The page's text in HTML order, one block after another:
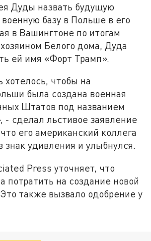
Дуды назвать будущую
базу в Польше в его
в Вашингтоне по итогам
Белого дома, Дуда
ей имя «Форт Трамп».
чтобы на
была создана военная
Штатов под названием
- сделал льстивое заявление
его американский коллега
знак удивления и улыбнулся.
Press уточняет, что
потратить на создание новой
также вызвало одобрение у